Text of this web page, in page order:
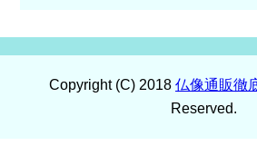
Copyright (C) 2018 仏像通販徹
Reserved.